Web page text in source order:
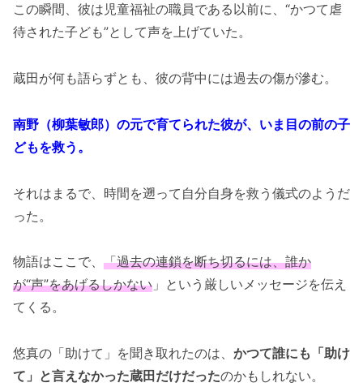
この瞬間、彼は児童福祉の職員である以前に、“かつて虐
待された子ども”として声を上げていた。
蔵田が何も語らずとも、彼の背中には過去の傷が滲む。
南野（柳葉敏郎）の元で育てられた彼が、いま目の前の子
どもを救う。
それはまるで、時間を遡って自分自身を救う儀式のようだ
った。
物語はここで、 「過去の連鎖を断ち切るには、誰か
が“声”をあげるしかない 」という厳しいメッセージを伝え
てくる。
悠真の「助けて」を聞き取れたのは、 かつて誰にも「助け
て」と言えなかった蔵田だけだったのかもしれない。